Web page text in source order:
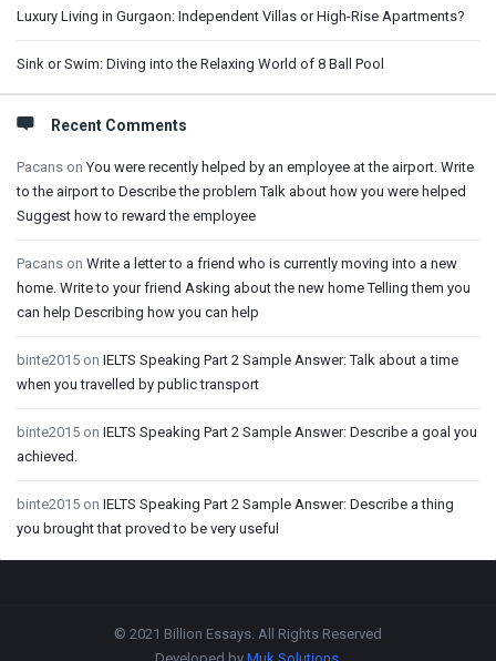
Luxury Living in Gurgaon: Independent Villas or High-Rise Apartments?
Sink or Swim: Diving into the Relaxing World of 8 Ball Pool
Recent Comments
Pacans onYou were recently helped by an employee at the airport. Write
to the airport to Describe the problem Talk about how you were helped
Suggest how to reward the employee
Pacans on Write a letter to a friend who is currently moving into a new
home. Write to your friend Asking about the new home Telling them you
can help Describing how you can help
binte2015 on IELTS Speaking Part 2 Sample Answer: Talk about a time
when you travelled by public transport
binte2015 on IELTS Speaking Part 2 Sample Answer: Describe a goal you
achieved.
binte2015 on IELTS Speaking Part 2 Sample Answer: Describe a thing
you brought that proved to be very useful
© 2021 Billion Essays. All Rights Reserved